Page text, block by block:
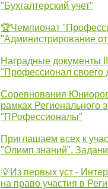
"Бухгалтерский учет"
🏆Чемпионат
"Администрирование
Наградные документы
"Профессионал своего
Соревнования
рамках Регионального
"ПРофессионалы"
Приглашаем всех к
"Олимп знаний".
💡Из первых уст -
на право участия в